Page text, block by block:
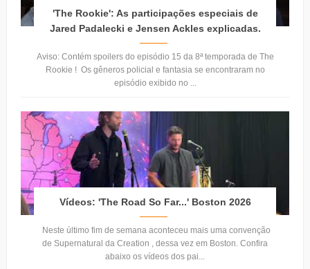
'The Rookie': As participações especiais de
Jared Padalecki e Jensen Ackles explicadas.
Aviso: Contém spoilers do episódio 15 da 8ª temporada de The
Rookie ! Os gêneros policial e fantasia se encontraram no
episódio exibido no ...
Vídeos: 'The Road So Far...' Boston 2026
Neste último fim de semana aconteceu mais uma convenção
de Supernatural da Creation , dessa vez em Boston. Confira
abaixo os vídeos dos pai...